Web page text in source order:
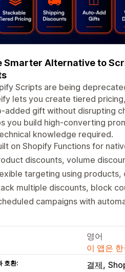
Smarter Alternative to
Scripts are being
lets you create tiered
added gift without disrupting
you build high-converting
knowledge required.
on Shopify Functions for
discounts, volume
targeting using
multiple discounts, block
campaigns with
영어
이 앱은
호환: 결제